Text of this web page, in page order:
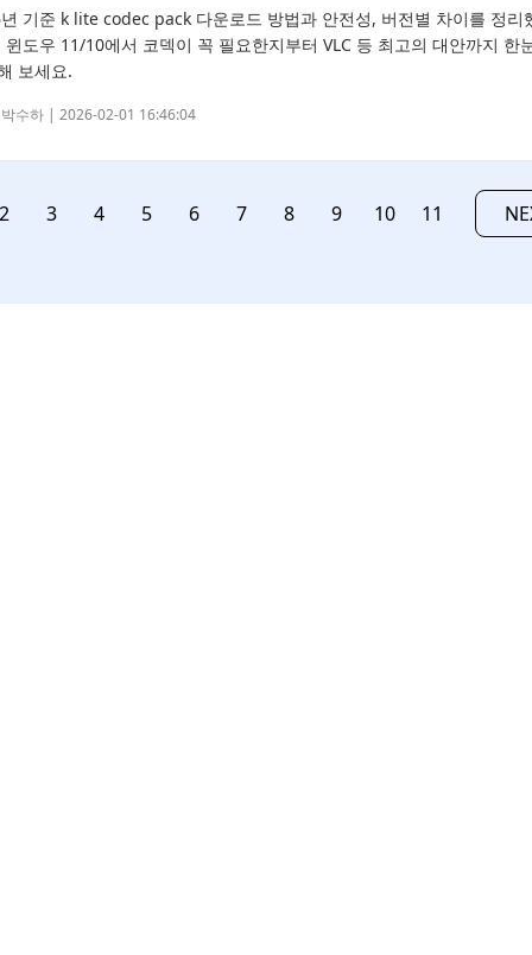
기준 k lite codec pack 다운로드 방법과 안전성, 버전별 차이를 정리
윈도우 11/10에서 코덱이 꼭 필요한지부터 VLC 등 최고의 대안까지 한
보세요.
박수하 | 2026-02-01 16:46:04
2 3 4 5 6 7 8 9 10 11